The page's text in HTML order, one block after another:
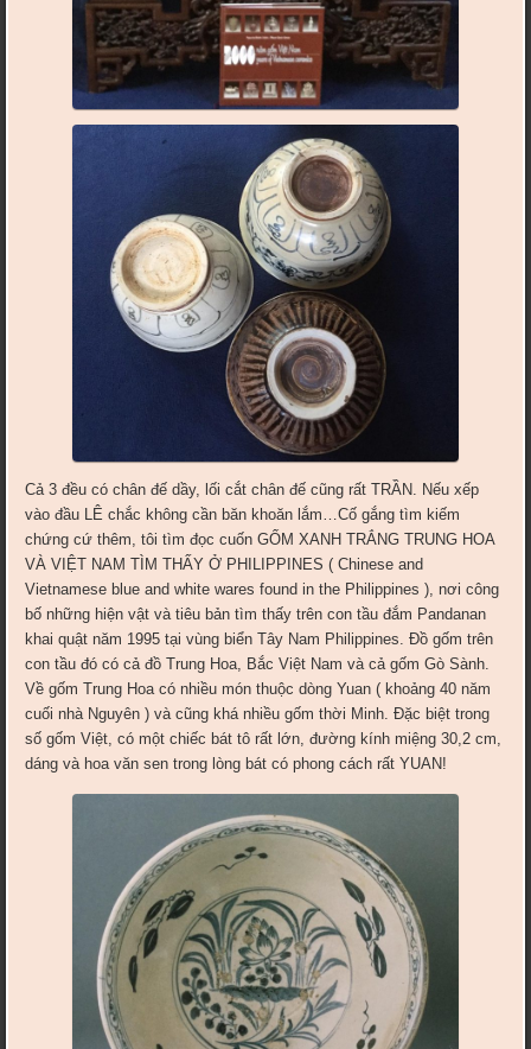
Cả 3 đều có chân đế dầy, lối cắt chân đế cũng rất TRẦN. Nếu xếp
vào đầu LÊ chắc không cần băn khoăn lắm…Cố gắng tìm kiếm
chứng cứ thêm, tôi tìm đọc cuốn GỐM XANH TRẮNG TRUNG HOA
VÀ VIỆT NAM TÌM THẤY Ở PHILIPPINES ( Chinese and
Vietnamese blue and white wares found in the Philippines ), nơi công
bố những hiện vật và tiêu bản tìm thấy trên con tầu đắm Pandanan
khai quật năm 1995 tại vùng biển Tây Nam Philippines. Đồ gốm trên
con tầu đó có cả đồ Trung Hoa, Bắc Việt Nam và cả gốm Gò Sành.
Về gốm Trung Hoa có nhiều món thuộc dòng Yuan ( khoảng 40 năm
cuối nhà Nguyên ) và cũng khá nhiều gốm thời Minh. Đặc biệt trong
số gốm Việt, có một chiếc bát tô rất lớn, đường kính miệng 30,2 cm,
dáng và hoa văn sen trong lòng bát có phong cách rất YUAN!